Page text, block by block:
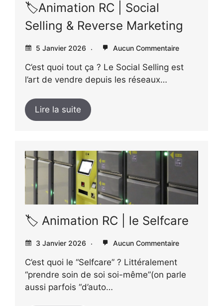
🏷️Animation RC | Social
Selling & Reverse Marketing
5 Janvier 2026 Aucun Commentaire
C’est quoi tout ça ? Le Social Selling est
l’art de vendre depuis les réseaux…
Lire la suite
🏷️ Animation RC | le Selfcare
3 Janvier 2026 Aucun Commentaire
C’est quoi le “Selfcare” ? Littéralement
“prendre soin de soi soi-même”(on parle
aussi parfois “d’auto…